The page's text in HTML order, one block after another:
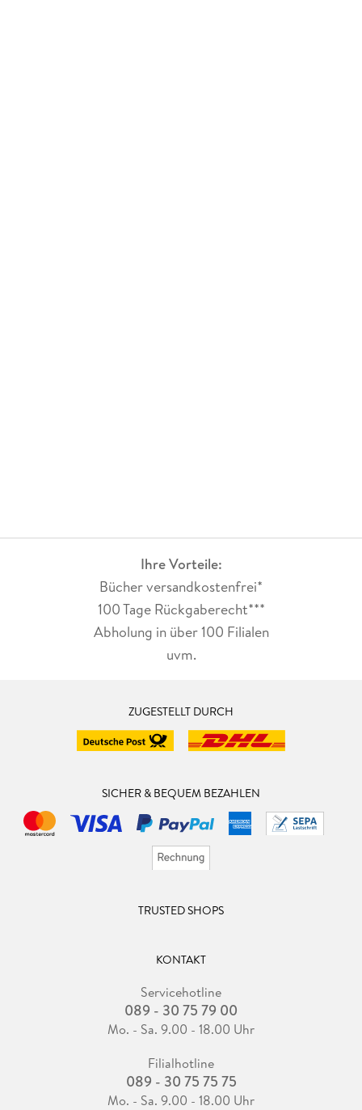
Ihre Vorteile:
Bücher versandkostenfrei*
100 Tage Rückgaberecht***
Abholung in über 100 Filialen
uvm.
ZUGESTELLT DURCH
SICHER & BEQUEM BEZAHLEN
TRUSTED SHOPS
KONTAKT
Servicehotline
089 - 30 75 79 00
Mo. - Sa. 9.00 - 18.00 Uhr
Filialhotline
089 - 30 75 75 75
Mo. - Sa. 9.00 - 18.00 Uhr